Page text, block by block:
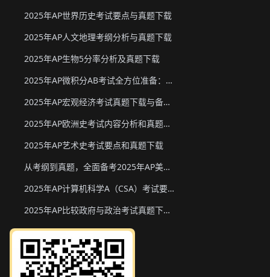
2025年AP世界历史考试要点与真题下载
2025年AP人文地理考纲分析与真题下载
2025年AP生物5分率分析及真题下载
2025年AP微积分AB考试全方位准备：真题资源、考试形式与策略
2025年AP宏观经济考试真题下载与备考要点
2025年AP欧洲史考试内容分析和真题下载
2025年AP艺术史考试要点和真题下载
从考纲到真题，全面备考2025年AP美国政府与政治
2025年AP计算机科学A（CSA）考试要点和真题下载
2025年AP比较政府与政治考试真题下载与备考要点